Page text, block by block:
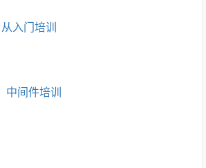
入门培训
间件培训